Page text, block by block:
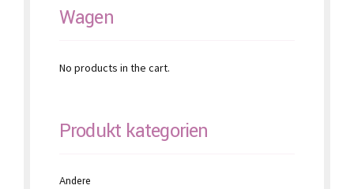
Wagen
No products in the cart.
Produkt kategorien
Andere